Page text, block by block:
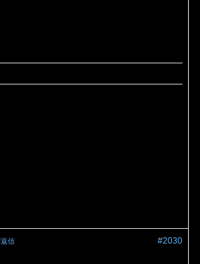
#2030
返信